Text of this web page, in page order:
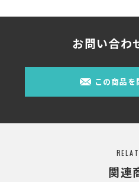
お問い合わ
この商品を
関連